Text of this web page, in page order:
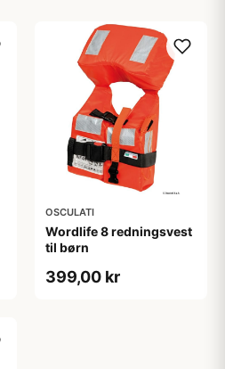
OSCULATI
Wordlife 8 redningsvest
til børn
399,00 kr